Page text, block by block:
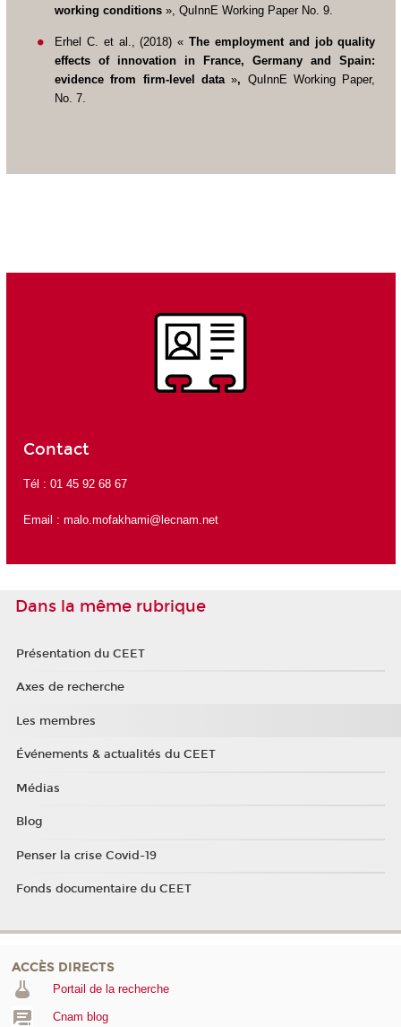
working conditions », QuInnE Working Paper No. 9.
Erhel C. et al., (2018) «The employment and job quality
effects of innovation in France, Germany and Spain:
evidence from firm-level data », QuInnE Working Paper,
No. 7.
Contact
Tél : 01 45 92 68 67
Email : malo.mofakhami@lecnam.net
Dans la même rubrique
Présentation du CEET
Axes de recherche
Les membres
Événements & actualités du CEET
Médias
Blog
Penser la crise Covid-19
Fonds documentaire du CEET
ACCÈS DIRECTS
Portail de la recherche
Cnam blog